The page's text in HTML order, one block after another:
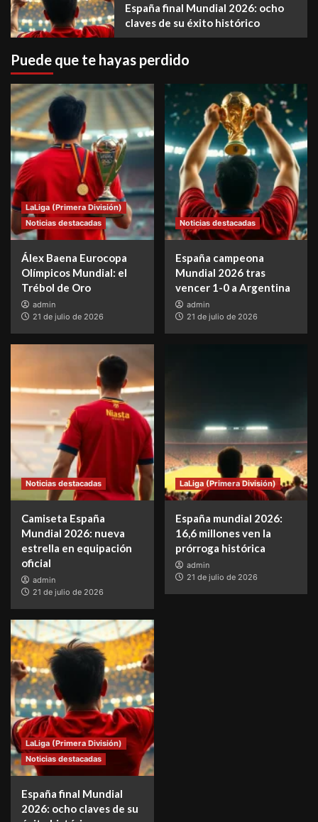
España final Mundial 2026: ocho
claves de su éxito histórico
Puede que te hayas perdido
LaLiga (Primera División)
Noticias destacadas
Álex Baena Eurocopa
Olímpicos Mundial: el
Trébol de Oro
admin
21 de julio de 2026
Noticias destacadas
España campeona
Mundial 2026 tras
vencer 1-0 a Argentina
admin
21 de julio de 2026
Noticias destacadas
Camiseta España
Mundial 2026: nueva
estrella en equipación
oficial
admin
21 de julio de 2026
LaLiga (Primera División)
España mundial 2026:
16,6 millones ven la
prórroga histórica
admin
21 de julio de 2026
LaLiga (Primera División)
Noticias destacadas
España final Mundial
2026: ocho claves de su